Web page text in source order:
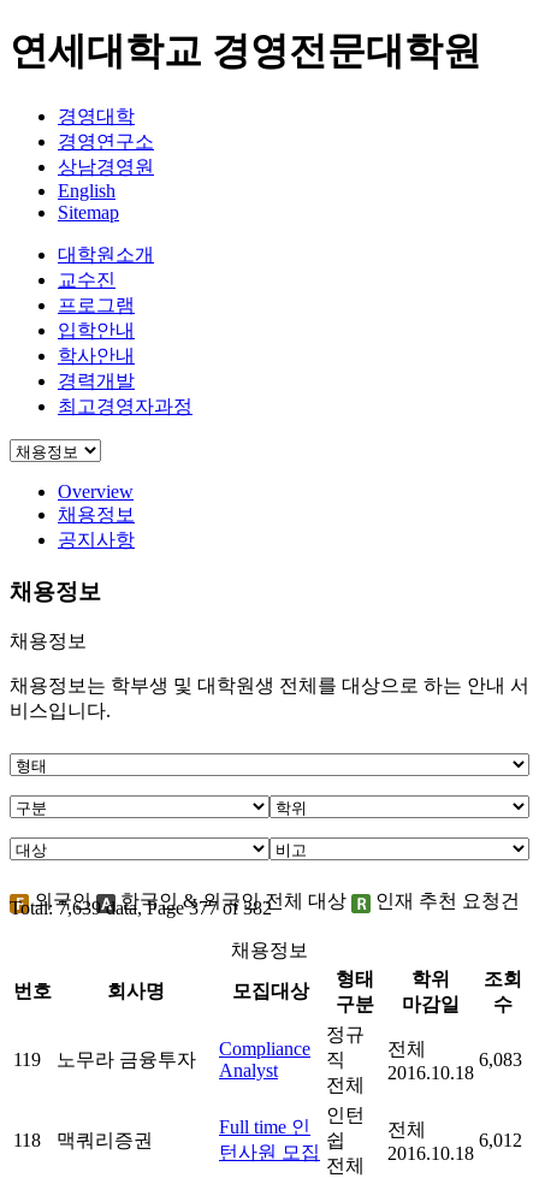
연세대학교 경영전문대학원
경영대학
경영연구소
상남경영원
English
Sitemap
대학원소개
교수진
프로그램
입학안내
학사안내
경력개발
최고경영자과정
Overview
채용정보
공지사항
채용정보
채용정보
채용정보는 학부생 및 대학원생 전체를 대상으로 하는 안내 서
비스입니다.
외국인 한국인 & 외국인 전체 대상 인재 추천 요청건
Total: 7,639 data, Page 377 of 382
채용정보
번호
회사명 모집대상
형태
구분
학위
마감일
조회
수
119 노무라 금융투자
Compliance
Analyst
정규
직
전체
전체
2016.10.18
6,083
118 맥쿼리증권
Full time 인
턴사원 모집
인턴
쉽
전체
전체
2016.10.18
6,012